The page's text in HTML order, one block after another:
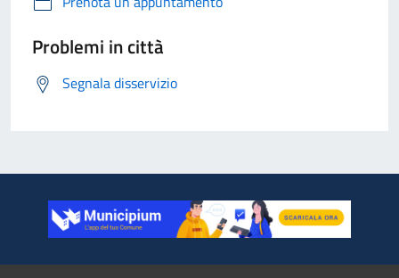
Problemi in città
Segnala disservizio